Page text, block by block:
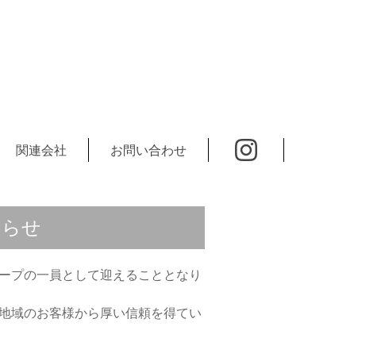
関連会社 お問い合わせ
せ
プの一員として迎えることとなり
域のお客様から厚い信頼を得てい